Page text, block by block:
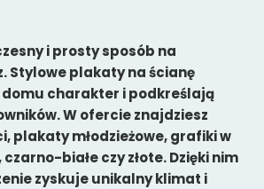
i prosty sposób na
Stylowe plakaty na ścianę
charakter i podkreślają
W ofercie znajdziesz
plakaty młodzieżowe, grafiki w
białe czy złote. Dzięki nim
zyskuje unikalny klimat i